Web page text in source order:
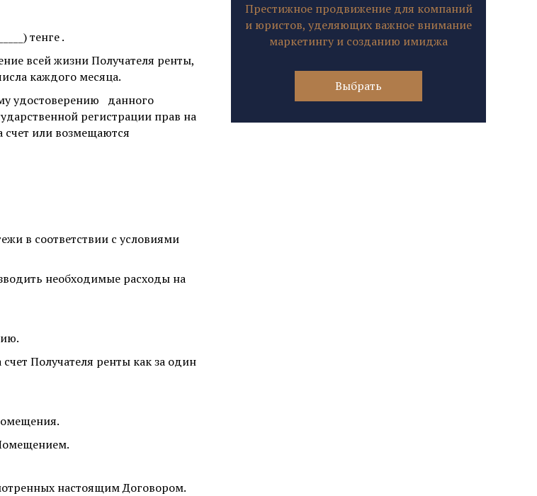
тенге .
всей жизни Получателя ренты,
каждого месяца.
удостоверению
данного
регистрации прав на
или возмещаются
в соответствии с условиями
необходимые расходы на
Получателя ренты как за один
настоящим Договором.
Престижное продвижение для компаний
и юристов, уделяющих важное внимание
маркетингу и созданию имиджа
Выбрать